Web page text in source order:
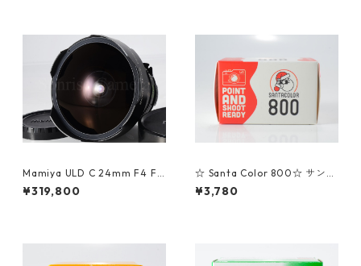
Mamiya ULD C 24mm F4 Fis
heye 645 マミヤ (61463)
¥319,800
☆ Santa Color 800☆ サンタ
カラーネガフィルム 36枚撮り
(K058)
¥3,780